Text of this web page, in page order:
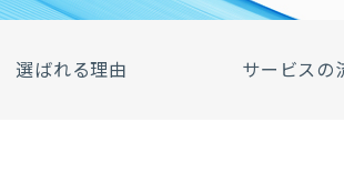
選ばれる理由 サービスの